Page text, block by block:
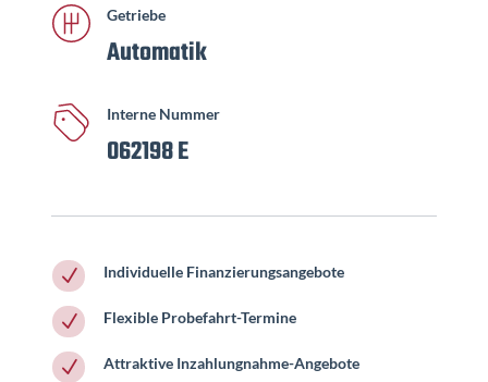
Getriebe
Automatik
Interne Nummer
062198 E
N Individuelle Finanzierungsangebote
N Flexible Probefahrt-Termine
N Attraktive Inzahlungnahme-Angebote